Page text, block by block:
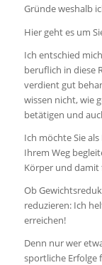
Gründe weshalb
Hier geht es um
Ich entschied
beruflich in diese
verdient gut
wissen nicht, wie
betätigen und
Ich möchte Sie
Ihrem Weg
Körper und
Ob
reduzieren: Ich
erreichen!
Denn nur wer
sportliche Erfolge